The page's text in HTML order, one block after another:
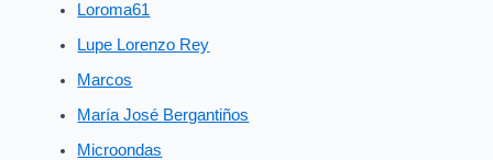
Loroma61
Lupe Lorenzo Rey
Marcos
María José Bergantiños
Microondas